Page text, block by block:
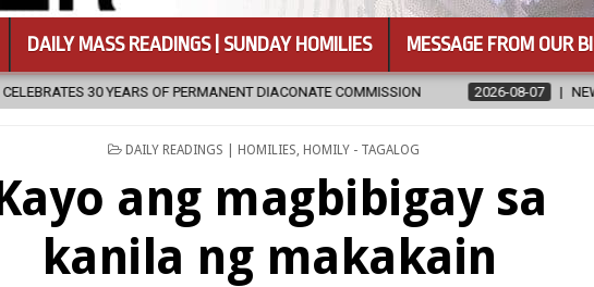
DAILY MASS READINGS | SUNDAY HOMILIES MESSAGE FROM OUR
DIACONATE COMMISSION 2026-08-07 NEWLY DISCOVERED SERMONS
POSTED
DAILY READINGS | HOMILIES, HOMILY - TAGALOG
ang magbibigay sa
kanila ng makakain